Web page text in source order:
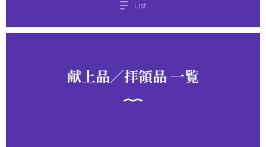
List
献上品／拝領品 一覧